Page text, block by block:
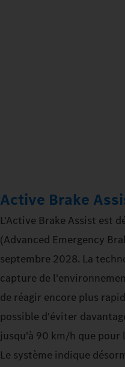
Active Brake
L'Active Brake Assist est
(Advanced Emergency
septembre 2028. La
capture de
de réagir encore plus
possible d'éviter
jusqu'à 90 km/h que
Le système indique